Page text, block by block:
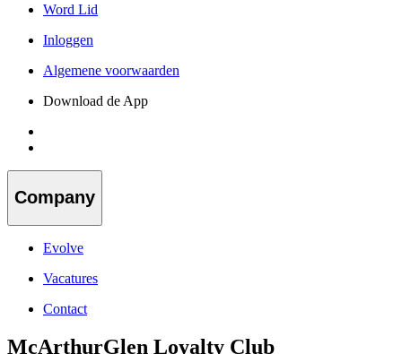
Word Lid
Inloggen
Algemene voorwaarden
Download de App
Company
Evolve
Vacatures
Contact
McArthurGlen Loyalty Club